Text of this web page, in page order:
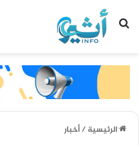
بحث عن
الرئيسية/أخبار